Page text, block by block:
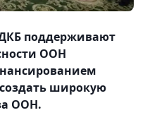
поддерживают
ООН
широкую
ООН.